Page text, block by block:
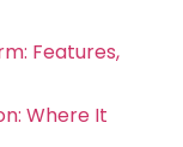
Features,
Where It